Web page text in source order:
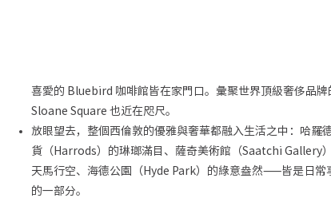
喜愛的 Bluebird 咖啡館皆在家門口。彙聚世界頂級奢侈品牌
Sloane Square 也近在咫尺。
放眼望去，整個西倫敦的優雅與奢華都融入生活之中：哈羅
貨（Harrods）的琳瑯滿目、薩奇美術館（Saatchi Gallery
天馬行空、海德公園（Hyde Park）的綠意盎然——皆是日常
的一部分。